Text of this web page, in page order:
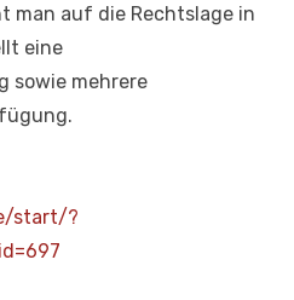
man auf die Rechtslage in
eine
sowie mehrere
start/?